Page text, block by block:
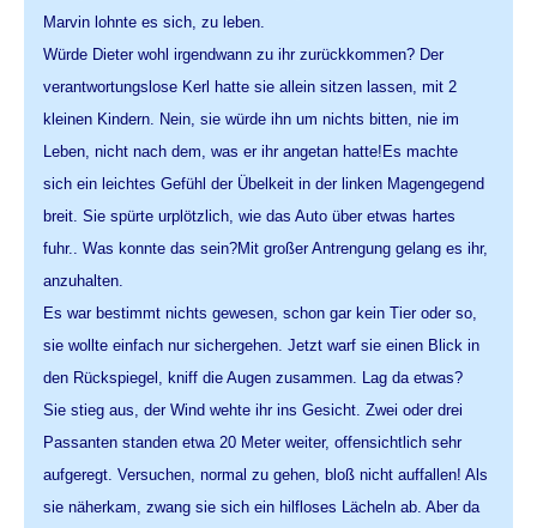
Marvin lohnte es sich, zu leben.
Würde Dieter wohl irgendwann zu ihr zurückkommen? Der
verantwortungslose Kerl hatte sie allein sitzen lassen, mit 2
kleinen Kindern. Nein, sie würde ihn um nichts bitten, nie im
Leben, nicht nach dem, was er ihr angetan hatte!Es machte
sich ein leichtes Gefühl der Übelkeit in der linken Magengegend
breit. Sie spürte urplötzlich, wie das Auto über etwas hartes
fuhr.. Was konnte das sein?Mit großer Antrengung gelang es ihr,
anzuhalten.
Es war bestimmt nichts gewesen, schon gar kein Tier oder so,
sie wollte einfach nur sichergehen. Jetzt warf sie einen Blick in
den Rückspiegel, kniff die Augen zusammen. Lag da etwas?
Sie stieg aus, der Wind wehte ihr ins Gesicht. Zwei oder drei
Passanten standen etwa 20 Meter weiter, offensichtlich sehr
aufgeregt. Versuchen, normal zu gehen, bloß nicht auffallen! Als
sie näherkam, zwang sie sich ein hilfloses Lächeln ab. Aber da